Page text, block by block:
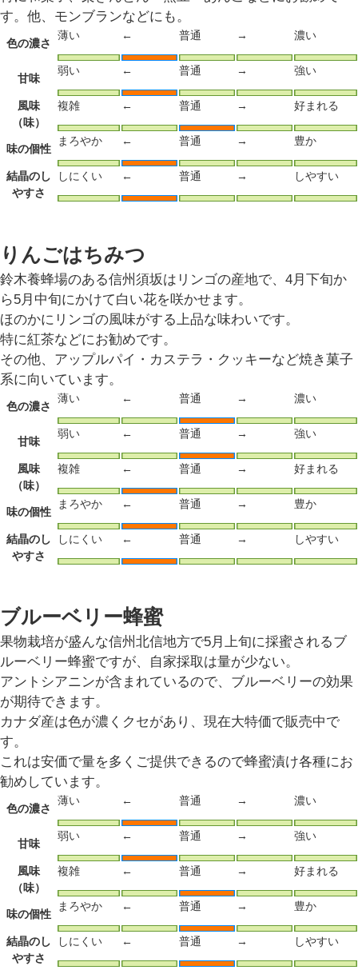
す。他、モンブランなどにも。
色の濃さ
薄い ← 普通 → 濃い
甘味
弱い ← 普通 → 強い
風味
（味）
複雑 ← 普通 → 好まれる
味の個性
まろやか ← 普通 → 豊か
結晶のし
やすさ
しにくい ← 普通 → しやすい
りんごはちみつ
鈴木養蜂場のある信州須坂はリンゴの産地で、4月下旬か
ら5月中旬にかけて白い花を咲かせます。
ほのかにリンゴの風味がする上品な味わいです。
特に紅茶などにお勧めです。
その他、アップルパイ・カステラ・クッキーなど焼き菓子
系に向いています。
色の濃さ
薄い ← 普通 → 濃い
甘味
弱い ← 普通 → 強い
風味
（味）
複雑 ← 普通 → 好まれる
味の個性
まろやか ← 普通 → 豊か
結晶のし
やすさ
しにくい ← 普通 → しやすい
ブルーベリー蜂蜜
果物栽培が盛んな信州北信地方で5月上旬に採蜜されるブ
ルーベリー蜂蜜ですが、自家採取は量が少ない。
アントシアニンが含まれているので、ブルーベリーの効果
が期待できます。
カナダ産は色が濃くクセがあり、現在大特価で販売中で
す。
これは安価で量を多くご提供できるので蜂蜜漬け各種にお
勧めしています。
色の濃さ
薄い ← 普通 → 濃い
甘味
弱い ← 普通 → 強い
風味
（味）
複雑 ← 普通 → 好まれる
味の個性
まろやか ← 普通 → 豊か
結晶のし
やすさ
しにくい ← 普通 → しやすい